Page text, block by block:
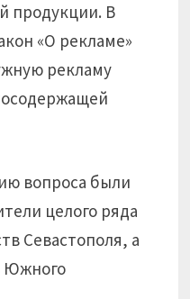
продукции. В
«О рекламе»
рекламу
вопроса были
целого ряда
Севастополя, а
Южного